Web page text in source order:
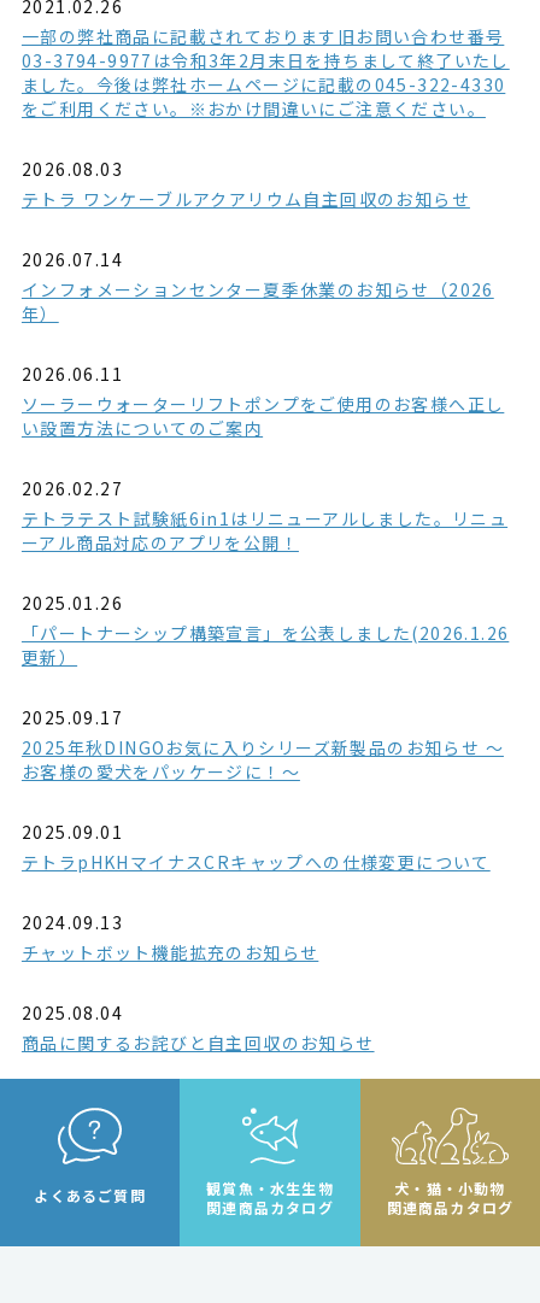
2021.02.26
一部の弊社商品に記載されております旧お問い合わせ番号
03-3794-9977は令和3年2月末日を持ちまして終了いたし
ました。今後は弊社ホームページに記載の045-322-4330
をご利用ください。※おかけ間違いにご注意ください。
2026.08.03
テトラ ワンケーブルアクアリウム自主回収のお知らせ
2026.07.14
インフォメーションセンター夏季休業のお知らせ（2026
年）
2026.06.11
ソーラーウォーターリフトポンプをご使用のお客様へ正し
い設置方法についてのご案内
2026.02.27
テトラテスト試験紙6in1はリニューアルしました。リニュ
ーアル商品対応のアプリを公開！
2025.01.26
「パートナーシップ構築宣言」を公表しました(2026.1.26
更新）
2025.09.17
2025年秋DINGOお気に入りシリーズ新製品のお知らせ ～
お客様の愛犬をパッケージに！～
2025.09.01
テトラpHKHマイナスCRキャップへの仕様変更について
2024.09.13
チャットボット機能拡充のお知らせ
2025.08.04
商品に関するお詫びと自主回収のお知らせ
よくあるご質問
観賞魚・水生生物
関連商品カタログ
犬・猫・小動物
関連商品カタログ